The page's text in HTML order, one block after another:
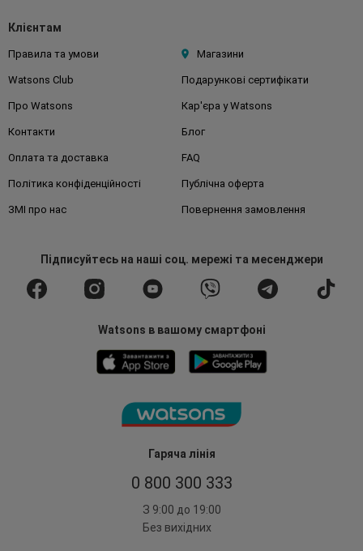
Гаряча лінія
0 800 300 333
З 9:00 до 19:00
Без вихідних
Клієнтам
Правила та умови Магазини
Watsons Club Подарункові сертифікати
Про Watsons Кар'єра у Watsons
Контакти Блог
Оплата та доставка FAQ
Політика конфіденційності Публічна оферта
ЗМІ про нас Повернення замовлення
Підписуйтесьна наші соц. мережі та месенджери
Watsons в вашому смартфоні